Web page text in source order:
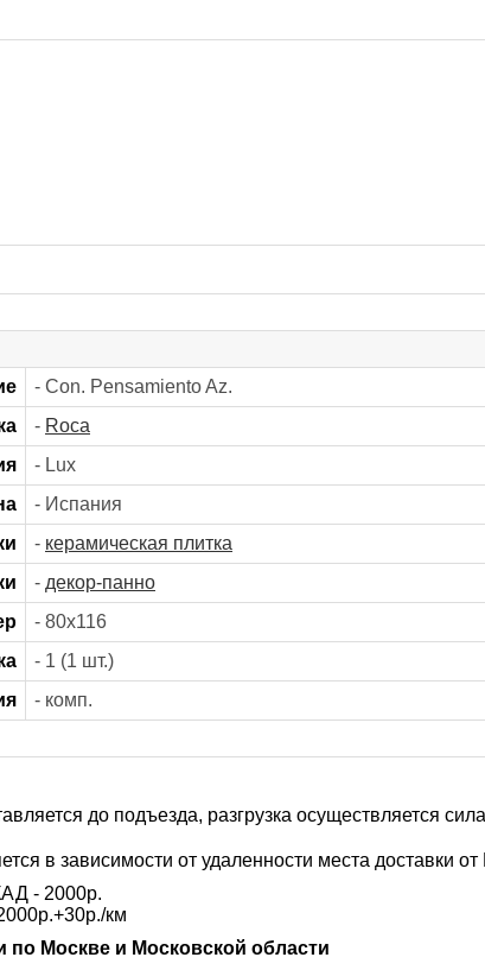
- Con. Pensamiento Az.
- Roca
- Lux
- Испания
- керамическая плитка
- декор-панно
- 80х116
- 1 (1 шт.)
- комп.
до подъезда, разгрузка осуществляется
в зависимости от удаленности места доставки
- 2000р.
км
по Москве и Московской области